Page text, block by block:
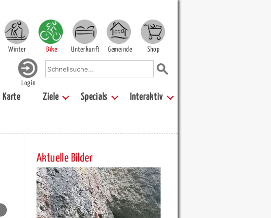
Winter Bike Unterkunft Gemeinde Shop
Login
Karte Ziele Specials Interaktiv
Aktuelle Bilder